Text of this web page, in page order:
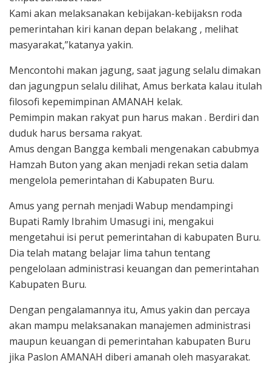
Kami akan melaksanakan kebijakan-kebijaksn roda
pemerintahan kiri kanan depan belakang , melihat
masyarakat,”katanya yakin.
Mencontohi makan jagung, saat jagung selalu dimakan
dan jagungpun selalu dilihat, Amus berkata kalau itulah
filosofi kepemimpinan AMANAH kelak.
Pemimpin makan rakyat pun harus makan . Berdiri dan
duduk harus bersama rakyat.
Amus dengan Bangga kembali mengenakan cabubmya
Hamzah Buton yang akan menjadi rekan setia dalam
mengelola pemerintahan di Kabupaten Buru.
Amus yang pernah menjadi Wabup mendampingi
Bupati Ramly Ibrahim Umasugi ini, mengakui
mengetahui isi perut pemerintahan di kabupaten Buru.
Dia telah matang belajar lima tahun tentang
pengelolaan administrasi keuangan dan pemerintahan
Kabupaten Buru.
Dengan pengalamannya itu, Amus yakin dan percaya
akan mampu melaksanakan manajemen administrasi
maupun keuangan di pemerintahan kabupaten Buru
jika Paslon AMANAH diberi amanah oleh masyarakat.